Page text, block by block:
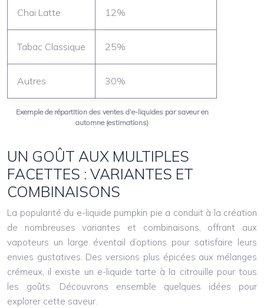
Exemple de répartition des ventes d’e-liquides par saveur en
automne (estimations)
Chai Latte 12%
Tabac Classique 25%
Autres 30%
UN GOÛT AUX MULTIPLES
FACETTES : VARIANTES ET
COMBINAISONS
La popularité du e-liquide pumpkin pie a conduit à la création
de nombreuses variantes et combinaisons, offrant aux
vapoteurs un large éventail d’options pour satisfaire leurs
envies gustatives. Des versions plus épicées aux mélanges
crémeux, il existe un e-liquide tarte à la citrouille pour tous
les goûts. Découvrons ensemble quelques idées pour
explorer cette saveur.